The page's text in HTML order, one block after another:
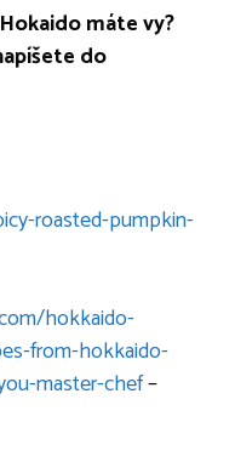
máte vy?
do
roasted-pumpkin-
hokkaido-
from-hokkaido-
master-chef–